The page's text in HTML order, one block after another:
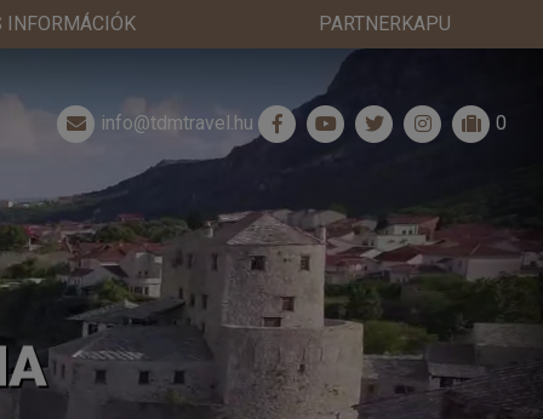
INFORMÁCIÓK PARTNERKAPU
info@tdmtravel.hu 0